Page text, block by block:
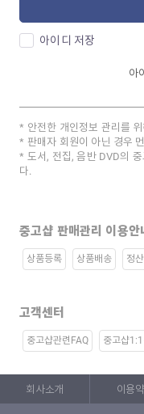
아이디 저장
아
안전한 개인정보 관리를
판매자 회원이 아닌 경우
도서, 전집, 음반 DVD의
다.
중고샵 판매관리 이용안
상품등록 상품배송 정산
고객센터
중고샵관련FAQ 중고샵1:1
회사소개 이용